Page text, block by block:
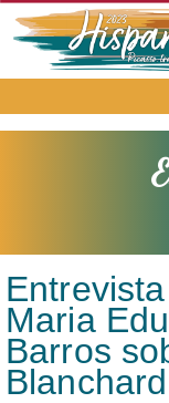
Maria
Barros
Blanchard